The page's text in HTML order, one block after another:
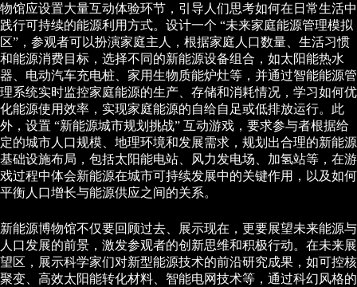
物馆应设置大量互动体验环节，引导人们思考如何在日常生活中
践行可持续的能源利用方式。设计一个 “未来家庭能源管理模拟
区”，参观者可以扮演家庭主人，根据家庭人口数量、生活习惯
和能源消费目标，选择不同的新能源设备组合，如太阳能热水
器、电动汽车充电桩、家用生物质能炉灶等，并通过智能能源管
理系统实时监控家庭能源的生产、存储和消耗情况，学习如何优
化能源使用效率，实现家庭能源的自给自足或低排放运行。此
外，设置 “新能源城市规划挑战” 互动游戏，要求参与者根据给
定的城市人口规模、地理环境和发展需求，规划出合理的新能源
基础设施布局，包括太阳能电站、风力发电场、加氢站等，在游
戏过程中体会新能源在城市可持续发展中的关键作用，以及如何
平衡人口增长与能源供应之间的关系。
新能源博物馆不仅要回顾过去、展示现在，更要展望未来能源与
人口发展的前景，激发参观者的创新思维和积极行动。在未来展
望区，展示科学家们对新型能源技术的前沿研究成果，如可控核
聚变、高效太阳能转化材料、智能电网技术等，通过科幻风格的